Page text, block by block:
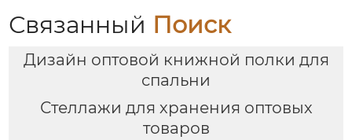
и въезжают на
оптовый склад
Связанный Поиск
Дизайн оптовой книжной полки для
спальни
Стеллажи для хранения оптовых
товаров